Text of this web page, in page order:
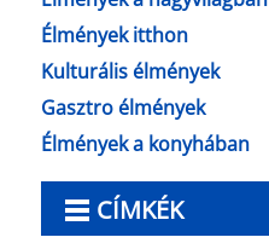
Élmények itthon
Kulturális élmények
Gasztro élmények
Élmények a konyhában
CÍMKÉK